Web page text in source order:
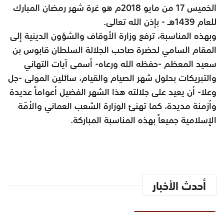
الخميس 17 من مايو 2018م هو غرة شهر رمضان المبارك
للعام 1439هـ - بإذن الله تعالى.
وبهذه المناسبة، ترفع وزارة الأوقاف والشؤون الدينية إلى
المقام السامي لحضرة صاحب الجلالة السلطان قابوس بن
سعيد المعظم -حفظه الله ورعاه- أسمى آيات التهاني
والتبريكات بحلول شهر الصيام والقيام، سائلين المولى -جل
وعلا- أن يعيد على جلالته هذا الشهر الفضيل أعواماً عديدة
وأزمنة مديدة، كما تهنئ الوزارة الشعب العماني والأمّة
الإسلامية جميعاً بهذه المناسبة المباركة.
أحدث الأخبار